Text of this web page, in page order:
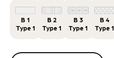
B 1
Type 1
B 2
Type 1
B 3
Type 1
B 4
Type 1